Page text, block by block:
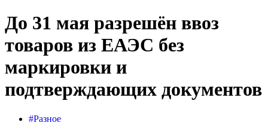
До 31 мая разрешён ввоз
товаров из ЕАЭС без
маркировки и
подтверждающих документов
#Разное